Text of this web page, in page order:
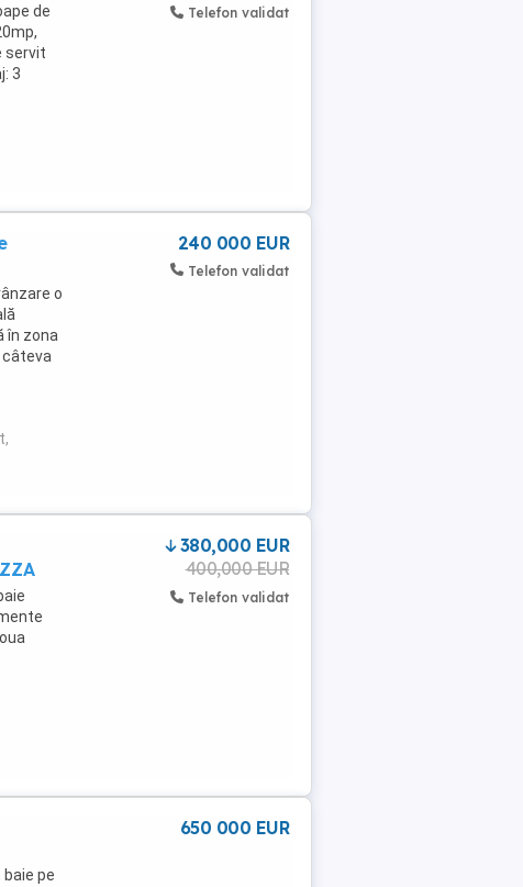
de
servit
3
Telefon validat
o
în zona
câteva
240 000 EUR
Telefon validat
380,000 EUR
400,000 EUR
Telefon validat
pe
650 000 EUR